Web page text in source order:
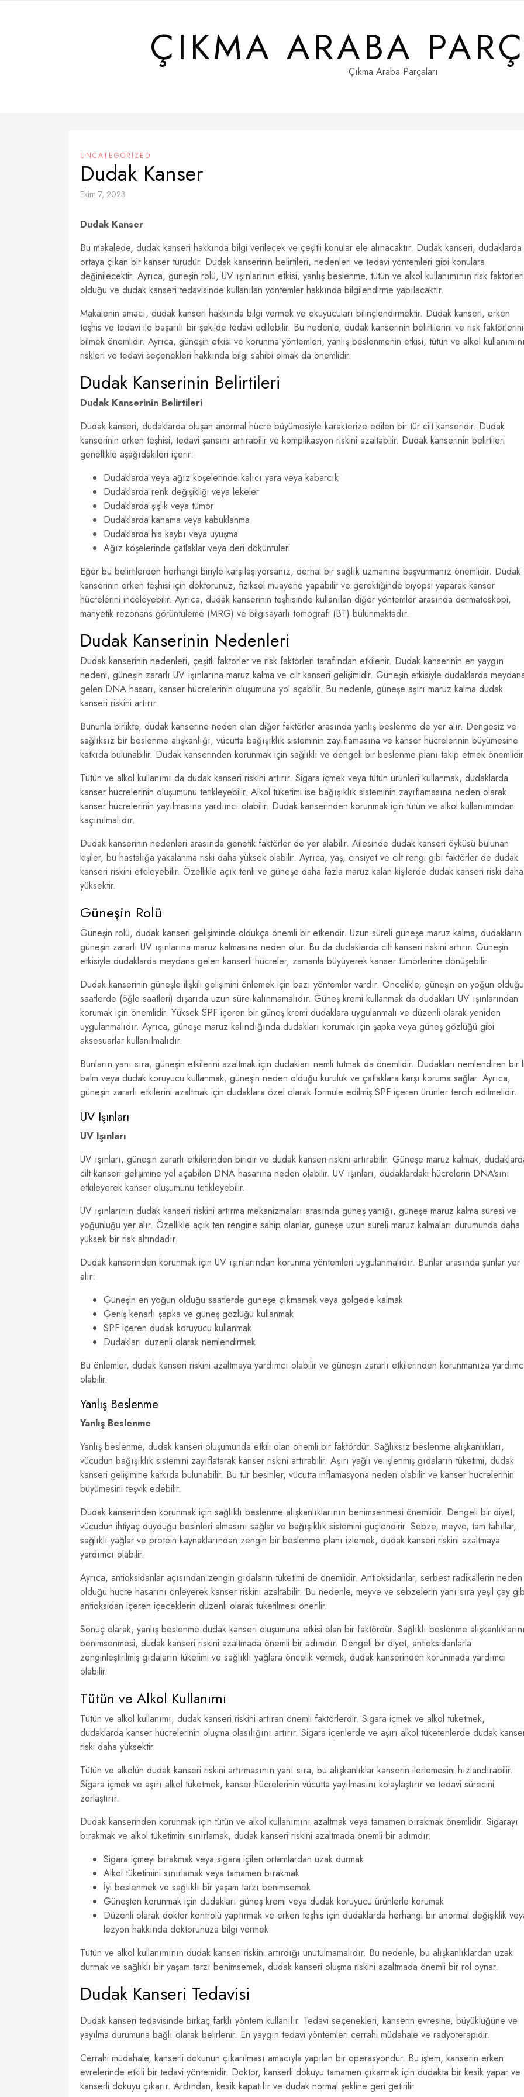
ÇIKMA ARABA
Çıkma Araba Parçaları
UNCATEGORIZED
Dudak Kanser
Ekim 7, 2023
Dudak Kanser
Bu makalede, dudak kanseri hakkında bilgi verilecek ve çeşitli konular ele alınacaktır. Dudak kanseri, dudaklarda
ortaya çıkan bir kanser türüdür. Dudak kanserinin belirtileri, nedenleri ve tedavi yöntemleri gibi konulara
değinilecektir. Ayrıca, güneşin rolü, UV ışınlarının etkisi, yanlış beslenme, tütün ve alkol kullanımının risk faktörleri
olduğu ve dudak kanseri tedavisinde kullanılan yöntemler hakkında bilgilendirme yapılacaktır.
Makalenin amacı, dudak kanseri hakkında bilgi vermek ve okuyucuları bilinçlendirmektir. Dudak kanseri, erken
teşhis ve tedavi ile başarılı bir şekilde tedavi edilebilir. Bu nedenle, dudak kanserinin belirtilerini ve risk faktörlerini
bilmek önemlidir. Ayrıca, güneşin etkisi ve korunma yöntemleri, yanlış beslenmenin etkisi, tütün ve alkol
riskleri ve tedavi seçenekleri hakkında bilgi sahibi olmak da önemlidir.
Dudak Kanserinin Belirtileri
Dudak Kanserinin Belirtileri
Dudak kanseri, dudaklarda oluşan anormal hücre büyümesiyle karakterize edilen bir tür cilt kanseridir. Dudak
kanserinin erken teşhisi, tedavi şansını artırabilir ve komplikasyon riskini azaltabilir. Dudak kanserinin belirtileri
genellikle aşağıdakileri içerir:
Dudaklarda veya ağız köşelerinde kalıcı yara veya kabarcık
Dudaklarda renk değişikliği veya lekeler
Dudaklarda şişlik veya tümör
Dudaklarda kanama veya kabuklanma
Dudaklarda his kaybı veya uyuşma
Ağız köşelerinde çatlaklar veya deri döküntüleri
Eğer bu belirtilerden herhangi biriyle karşılaşıyorsanız, derhal bir sağlık uzmanına başvurmanız önemlidir. Dudak
kanserinin erken teşhisi için doktorunuz, fiziksel muayene yapabilir ve gerektiğinde biyopsi yaparak kanser
hücrelerini inceleyebilir. Ayrıca, dudak kanserinin teşhisinde kullanılan diğer yöntemler arasında dermatoskopi,
manyetik rezonans görüntüleme (MRG) ve bilgisayarlı tomografi (BT) bulunmaktadır.
Dudak Kanserinin Nedenleri
Dudak kanserinin nedenleri, çeşitli faktörler ve risk faktörleri tarafından etkilenir. Dudak kanserinin en yaygın
nedeni, güneşin zararlı UV ışınlarına maruz kalma ve cilt kanseri gelişimidir. Güneşin etkisiyle dudaklarda
gelen DNA hasarı, kanser hücrelerinin oluşumuna yol açabilir. Bu nedenle, güneşe aşırı maruz kalma dudak
kanseri riskini artırır.
Bununla birlikte, dudak kanserine neden olan diğer faktörler arasında yanlış beslenme de yer alır. Dengesiz ve
sağlıksız bir beslenme alışkanlığı, vücutta bağışıklık sisteminin zayıflamasına ve kanser hücrelerinin büyümesine
katkıda bulunabilir. Dudak kanserinden korunmak için sağlıklı ve dengeli bir beslenme planı takip etmek
Tütün ve alkol kullanımı da dudak kanseri riskini artırır. Sigara içmek veya tütün ürünleri kullanmak, dudaklarda
kanser hücrelerinin oluşumunu tetikleyebilir. Alkol tüketimi ise bağışıklık sisteminin zayıflamasına neden olarak
kanser hücrelerinin yayılmasına yardımcı olabilir. Dudak kanserinden korunmak için tütün ve alkol kullanımından
kaçınılmalıdır.
Dudak kanserinin nedenleri arasında genetik faktörler de yer alabilir. Ailesinde dudak kanseri öyküsü bulunan
kişiler, bu hastalığa yakalanma riski daha yüksek olabilir. Ayrıca, yaş, cinsiyet ve cilt rengi gibi faktörler de dudak
kanseri riskini etkileyebilir. Özellikle açık tenli ve güneşe daha fazla maruz kalan kişilerde dudak kanseri riski daha
yüksektir.
Güneşin Rolü
Güneşin rolü, dudak kanseri gelişiminde oldukça önemli bir etkendir. Uzun süreli güneşe maruz kalma, dudakların
güneşin zararlı UV ışınlarına maruz kalmasına neden olur. Bu da dudaklarda cilt kanseri riskini artırır. Güneşin
etkisiyle dudaklarda meydana gelen kanserli hücreler, zamanla büyüyerek kanser tümörlerine dönüşebilir.
Dudak kanserinin güneşle ilişkili gelişimini önlemek için bazı yöntemler vardır. Öncelikle, güneşin en yoğun olduğu
saatlerde (öğle saatleri) dışarıda uzun süre kalınmamalıdır. Güneş kremi kullanmak da dudakları UV ışınlarından
korumak için önemlidir. Yüksek SPF içeren bir güneş kremi dudaklara uygulanmalı ve düzenli olarak yeniden
uygulanmalıdır. Ayrıca, güneşe maruz kalındığında dudakları korumak için şapka veya güneş gözlüğü gibi
aksesuarlar kullanılmalıdır.
Bunların yanı sıra, güneşin etkilerini azaltmak için dudakları nemli tutmak da önemlidir. Dudakları nemlendiren bir
balm veya dudak koruyucu kullanmak, güneşin neden olduğu kuruluk ve çatlaklara karşı koruma sağlar. Ayrıca,
güneşin zararlı etkilerini azaltmak için dudaklara özel olarak formüle edilmiş SPF içeren ürünler tercih edilmelidir.
UV Işınları
UV Işınları
UV ışınları, güneşin zararlı etkilerinden biridir ve dudak kanseri riskini artırabilir. Güneşe maruz kalmak,
cilt kanseri gelişimine yol açabilen DNA hasarına neden olabilir. UV ışınları, dudaklardaki hücrelerin DNA’sını
etkileyerek kanser oluşumunu tetikleyebilir.
UV ışınlarının dudak kanseri riskini artırma mekanizmaları arasında güneş yanığı, güneşe maruz kalma süresi ve
yoğunluğu yer alır. Özellikle açık ten rengine sahip olanlar, güneşe uzun süreli maruz kalmaları durumunda daha
yüksek bir risk altındadır.
Dudak kanserinden korunmak için UV ışınlarından korunma yöntemleri uygulanmalıdır. Bunlar arasında şunlar yer
alır:
Güneşin en yoğun olduğu saatlerde güneşe çıkmamak veya gölgede kalmak
Geniş kenarlı şapka ve güneş gözlüğü kullanmak
SPF içeren dudak koruyucu kullanmak
Dudakları düzenli olarak nemlendirmek
Bu önlemler, dudak kanseri riskini azaltmaya yardımcı olabilir ve güneşin zararlı etkilerinden korunmanıza
olabilir.
Yanlış Beslenme
Yanlış Beslenme
Yanlış beslenme, dudak kanseri oluşumunda etkili olan önemli bir faktördür. Sağlıksız beslenme alışkanlıkları,
vücudun bağışıklık sistemini zayıflatarak kanser riskini artırabilir. Aşırı yağlı ve işlenmiş gıdaların tüketimi, dudak
kanseri gelişimine katkıda bulunabilir. Bu tür besinler, vücutta inflamasyona neden olabilir ve kanser hücrelerinin
büyümesini teşvik edebilir.
Dudak kanserinden korunmak için sağlıklı beslenme alışkanlıklarının benimsenmesi önemlidir. Dengeli bir diyet,
vücudun ihtiyaç duyduğu besinleri almasını sağlar ve bağışıklık sistemini güçlendirir. Sebze, meyve, tam tahıllar,
sağlıklı yağlar ve protein kaynaklarından zengin bir beslenme planı izlemek, dudak kanseri riskini azaltmaya
yardımcı olabilir.
Ayrıca, antioksidanlar açısından zengin gıdaların tüketimi de önemlidir. Antioksidanlar, serbest radikallerin neden
olduğu hücre hasarını önleyerek kanser riskini azaltabilir. Bu nedenle, meyve ve sebzelerin yanı sıra yeşil çay
antioksidan içeren içeceklerin düzenli olarak tüketilmesi önerilir.
Sonuç olarak, yanlış beslenme dudak kanseri oluşumuna etkisi olan bir faktördür. Sağlıklı beslenme
benimsenmesi, dudak kanseri riskini azaltmada önemli bir adımdır. Dengeli bir diyet, antioksidanlarla
zenginleştirilmiş gıdaların tüketimi ve sağlıklı yağlara öncelik vermek, dudak kanserinden korunmada yardımcı
olabilir.
Tütün ve Alkol Kullanımı
Tütün ve alkol kullanımı, dudak kanseri riskini artıran önemli faktörlerdir. Sigara içmek ve alkol tüketmek,
dudaklarda kanser hücrelerinin oluşma olasılığını artırır. Sigara içenlerde ve aşırı alkol tüketenlerde dudak
riski daha yüksektir.
Tütün ve alkolün dudak kanseri riskini artırmasının yanı sıra, bu alışkanlıklar kanserin ilerlemesini hızlandırabilir.
Sigara içmek ve aşırı alkol tüketmek, kanser hücrelerinin vücutta yayılmasını kolaylaştırır ve tedavi sürecini
zorlaştırır.
Dudak kanserinden korunmak için tütün ve alkol kullanımını azaltmak veya tamamen bırakmak önemlidir. Sigarayı
bırakmak ve alkol tüketimini sınırlamak, dudak kanseri riskini azaltmada önemli bir adımdır.
Sigara içmeyi bırakmak veya sigara içilen ortamlardan uzak durmak
Alkol tüketimini sınırlamak veya tamamen bırakmak
İyi beslenmek ve sağlıklı bir yaşam tarzı benimsemek
Güneşten korunmak için dudakları güneş kremi veya dudak koruyucu ürünlerle korumak
Düzenli olarak doktor kontrolü yaptırmak ve erken teşhis için dudaklarda herhangi bir anormal değişiklik
lezyon hakkında doktorunuza bilgi vermek
Tütün ve alkol kullanımının dudak kanseri riskini artırdığı unutulmamalıdır. Bu nedenle, bu alışkanlıklardan uzak
durmak ve sağlıklı bir yaşam tarzı benimsemek, dudak kanseri oluşma riskini azaltmada önemli bir rol oynar.
Dudak Kanseri Tedavisi
Dudak kanseri tedavisinde birkaç farklı yöntem kullanılır. Tedavi seçenekleri, kanserin evresine, büyüklüğüne ve
yayılma durumuna bağlı olarak belirlenir. En yaygın tedavi yöntemleri cerrahi müdahale ve radyoterapidir.
Cerrahi müdahale, kanserli dokunun çıkarılması amacıyla yapılan bir operasyondur. Bu işlem, kanserin erken
evrelerinde etkili bir tedavi yöntemidir. Doktor, kanserli dokuyu tamamen çıkarmak için dudakta bir kesik yapar ve
kanserli dokuyu çıkarır. Ardından, kesik kapatılır ve dudak normal şekline geri getirilir.